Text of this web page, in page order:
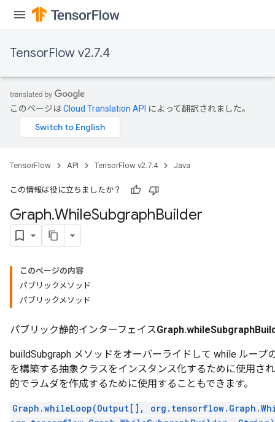
TensorFlow v2.7.4
このページはCloud Translation API によって翻訳されました。
TensorFlow API TensorFlow v2.7.4 Java
この情報は役に立ちましたか？
Graph.WhileSubgraphBuilder
このページの内容
パブリックメソッド
パブリックメソッド
パブリック静的インターフェイス
buildSubgraph メソッドをオーバーライドして while ループ
を構築する抽象クラスをインスタンス化するために使用さ
的でラムダを作成するために使用することもできます。
Graph.whileLoop(Output[],